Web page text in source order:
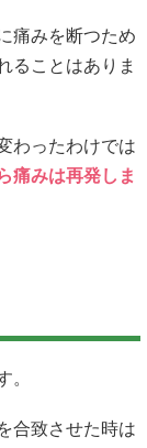
痛みを断つため
ることはありま
わったわけでは
痛みは再発しま
。
合致させた時は